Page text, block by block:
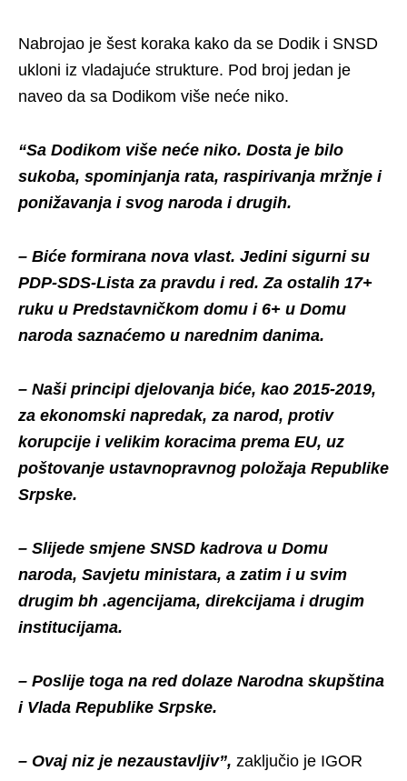
Nabrojao je šest koraka kako da se Dodik i SNSD
ukloni iz vladajuće strukture. Pod broj jedan je
naveo da sa Dodikom više neće niko.
“Sa Dodikom više neće niko. Dosta je bilo
sukoba, spominjanja rata, raspirivanja mržnje i
ponižavanja i svog naroda i drugih.
– Biće formirana nova vlast. Jedini sigurni su
PDP-SDS-Lista za pravdu i red. Za ostalih 17+
ruku u Predstavničkom domu i 6+ u Domu
naroda saznaćemo u narednim danima.
– Naši principi djelovanja biće, kao 2015-2019,
za ekonomski napredak, za narod, protiv
korupcije i velikim koracima prema EU, uz
poštovanje ustavnopravnog položaja Republike
Srpske.
– Slijede smjene SNSD kadrova u Domu
naroda, Savjetu ministara, a zatim i u svim
drugim bh .agencijama, direkcijama i drugim
institucijama.
– Poslije toga na red dolaze Narodna skupština
i Vlada Republike Srpske.
– Ovaj niz je nezaustavljiv”, zaključio je IGOR